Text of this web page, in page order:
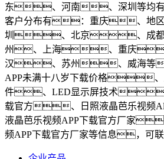
东、河南、深圳等均
客户分布有：重庆、地
圳、北京、成
州、上海、重庆
汉、苏州、威海等
APP未满十八岁下载价格、
件、LED显示屏技术
载官方、日照液晶芭乐视频
液晶芭乐视频APP下载官方厂家
频APP下载官方厂家等信息，可